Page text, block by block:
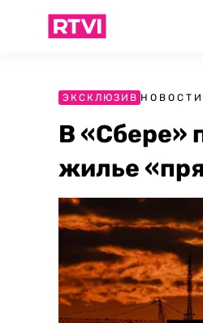
ЭКСКЛЮЗИВ НОВОСТИ
В «Сбере»
жилье